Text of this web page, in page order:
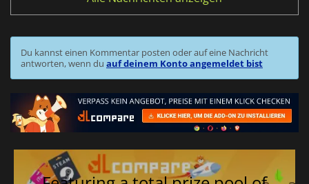
Du kannst einen Kommentar posten oder auf eine Nachricht
antworten, wenn du auf deinem Konto angemeldet bist